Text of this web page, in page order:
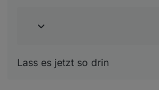
@joBr99
Lass es jetzt so drin